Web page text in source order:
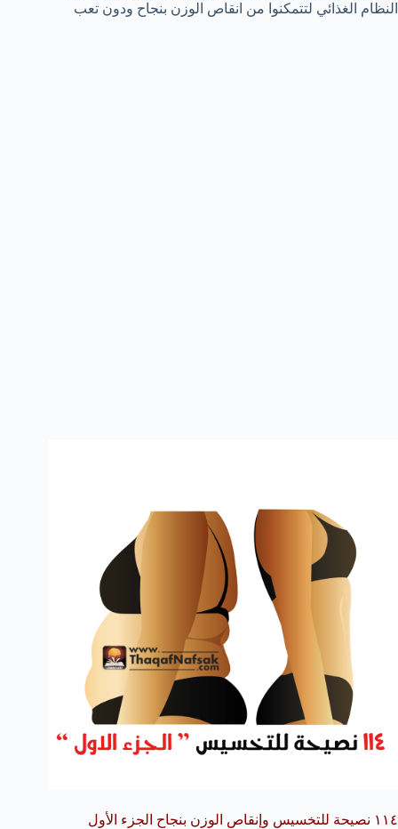
النظام الغذائي لتتمكنوا من انقاص الوزن بنجاح ودون تعب
١١٤ نصيحة للتخسيس وإنقاص الوزن بنجاح الجزء الأول